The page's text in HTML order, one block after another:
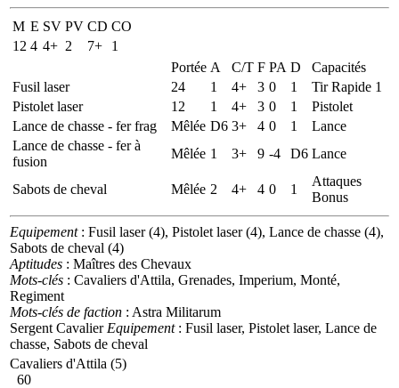
M E SV PV CD CO
12 4 4+ 2 7+
1
Portée A C/T F PA D
Capacités
Fusil laser
24 1 4+ 3 0 1
Tir Rapide 1
Pistolet laser
12 1 4+ 3 0 1
Pistolet
Lance de chasse - fer frag
Mêlée D6 3+ 4 0 1
Lance
Lance de chasse - fer à
fusion
Mêlée 1 3+ 9 -4 D6 Lance
Sabots de cheval Mêlée 2 4+ 4 0 1
Attaques
Bonus
Equipement: Fusil laser (4), Pistolet laser (4), Lance de chasse (4),
Sabots de cheval (4)
Aptitudes : Maîtres des Chevaux
Mots-clés : Cavaliers d'Attila, Grenades, Imperium, Monté,
Regiment
Mots-clés de faction : Astra Militarum
Sergent Cavalier Equipement: Fusil laser, Pistolet laser, Lance de
chasse, Sabots de cheval
Cavaliers d'Attila (5)
60